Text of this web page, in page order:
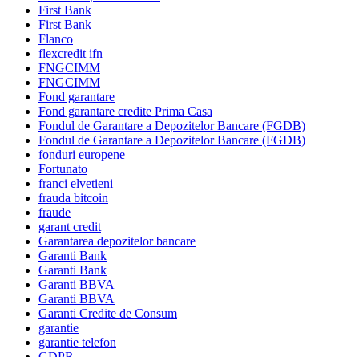
First Bank
First Bank
Flanco
flexcredit ifn
FNGCIMM
FNGCIMM
Fond garantare
Fond garantare credite Prima Casa
Fondul de Garantare a Depozitelor Bancare (FGDB)
Fondul de Garantare a Depozitelor Bancare (FGDB)
fonduri europene
Fortunato
franci elvetieni
frauda bitcoin
fraude
garant credit
Garantarea depozitelor bancare
Garanti Bank
Garanti Bank
Garanti BBVA
Garanti BBVA
Garanti Credite de Consum
garantie
garantie telefon